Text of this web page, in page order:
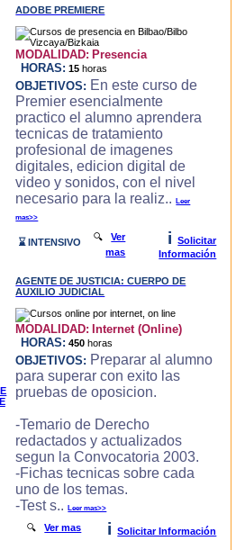
ADOBE PREMIERE
MODALIDAD: Presencia
HORAS: 15 horas
OBJETIVOS: En este curso de
Premier esencialmente
practico el alumno aprendera
tecnicas de tratamiento
profesional de imagenes
digitales, edicion digital de
video y sonidos, con el nivel
necesario para la realiz..Leer
mas>>
⌛ INTENSIVO 🔍Ver
mas
i
Solicitar
Información
AGENTE DE JUSTICIA: CUERPO DE
AUXILIO JUDICIAL
MODALIDAD: Internet (Online)
HORAS: 450 horas
OBJETIVOS: Preparar al alumno
para superar con exito las
pruebas de oposicion.
-Temario de Derecho
redactados y actualizados
segun la Convocatoria 2003.
-Fichas tecnicas sobre cada
uno de los temas.
-Test s..Leer mas>>
🔍Ver mas i Solicitar Información